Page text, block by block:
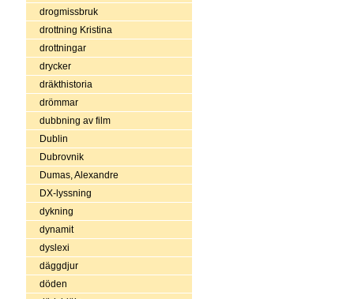
drogmissbruk
drottning Kristina
drottningar
drycker
dräkthistoria
drömmar
dubbning av film
Dublin
Dubrovnik
Dumas, Alexandre
DX-lyssning
dykning
dynamit
dyslexi
däggdjur
döden